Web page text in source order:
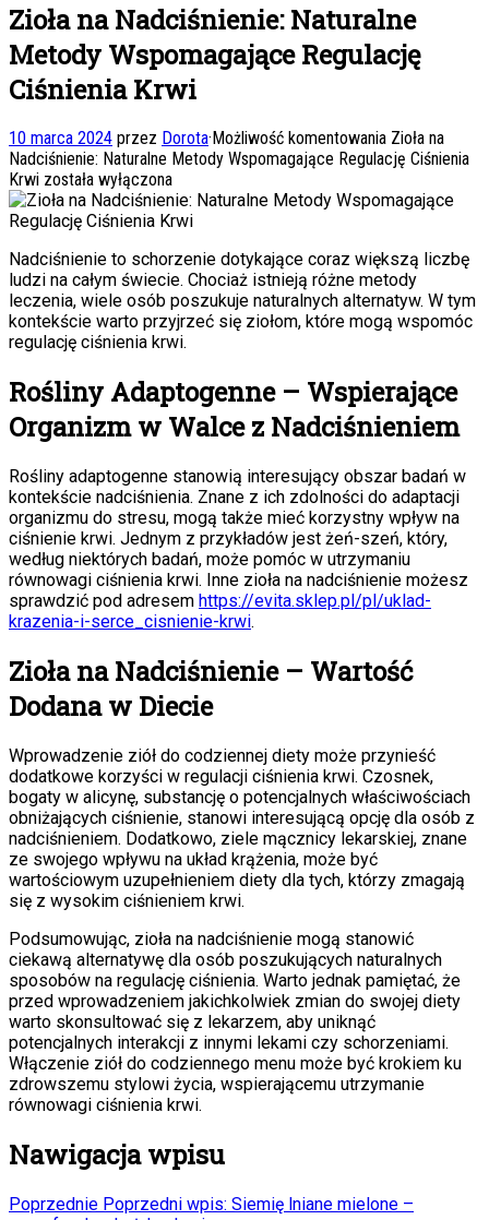
Zioła na Nadciśnienie: Naturalne
Metody Wspomagające Regulację
Ciśnienia Krwi
10 marca 2024 przez Dorota· Możliwość komentowania Zioła na
Nadciśnienie: Naturalne Metody Wspomagające Regulację Ciśnienia
Krwi została wyłączona
Nadciśnienie to schorzenie dotykające coraz większą liczbę
ludzi na całym świecie. Chociaż istnieją różne metody
leczenia, wiele osób poszukuje naturalnych alternatyw. W tym
kontekście warto przyjrzeć się ziołom, które mogą wspomóc
regulację ciśnienia krwi.
Rośliny Adaptogenne – Wspierające
Organizm w Walce z Nadciśnieniem
Rośliny adaptogenne stanowią interesujący obszar badań w
kontekście nadciśnienia. Znane z ich zdolności do adaptacji
organizmu do stresu, mogą także mieć korzystny wpływ na
ciśnienie krwi. Jednym z przykładów jest żeń-szeń, który,
według niektórych badań, może pomóc w utrzymaniu
równowagi ciśnienia krwi. Inne zioła na nadciśnienie możesz
sprawdzić pod adresem https://evita.sklep.pl/pl/uklad-
krazenia-i-serce_cisnienie-krwi.
Zioła na Nadciśnienie – Wartość
Dodana w Diecie
Wprowadzenie ziół do codziennej diety może przynieść
dodatkowe korzyści w regulacji ciśnienia krwi. Czosnek,
bogaty w alicynę, substancję o potencjalnych właściwościach
obniżających ciśnienie, stanowi interesującą opcję dla osób z
nadciśnieniem. Dodatkowo, ziele mącznicy lekarskiej, znane
ze swojego wpływu na układ krążenia, może być
wartościowym uzupełnieniem diety dla tych, którzy zmagają
się z wysokim ciśnieniem krwi.
Podsumowując, zioła na nadciśnienie mogą stanowić
ciekawą alternatywę dla osób poszukujących naturalnych
sposobów na regulację ciśnienia. Warto jednak pamiętać, że
przed wprowadzeniem jakichkolwiek zmian do swojej diety
warto skonsultować się z lekarzem, aby uniknąć
potencjalnych interakcji z innymi lekami czy schorzeniami.
Włączenie ziół do codziennego menu może być krokiem ku
zdrowszemu stylowi życia, wspierającemu utrzymanie
równowagi ciśnienia krwi.
Nawigacja wpisu
Poprzednie Poprzedni wpis: Siemię lniane mielone –